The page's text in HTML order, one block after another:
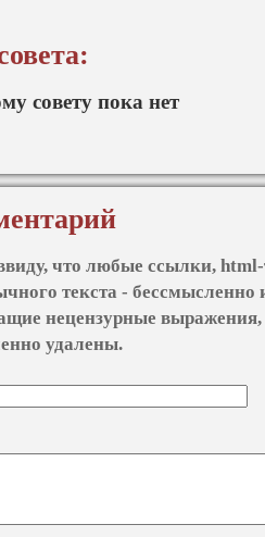
совету пока нет
что любые ссылки,
текста - бессмысленно
нецензурные
удалены.